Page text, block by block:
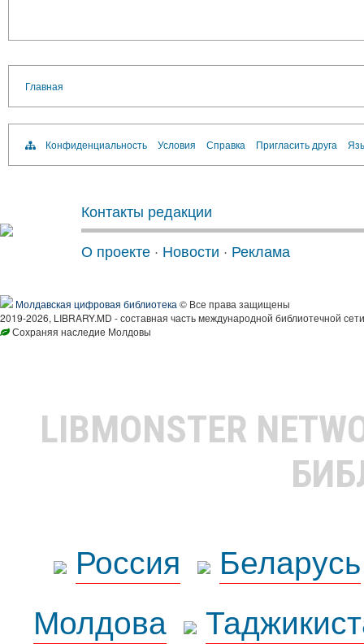
Главная
Конфиденциальность Условия Справка Пригласить друга
Контакты редакции
О проекте · Новости · Реклама
Молдавская цифровая библиотека © Все права защищены
2019-2026, LIBRARY.MD - составная часть международной библиотечной
Сохраняя наследие Молдовы
LIBMONSTER
Россия
Беларусь
Молдова